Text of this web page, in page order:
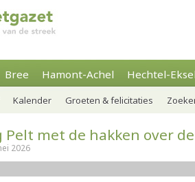
Bree Hamont-Achel Hechtel-
Kalender Groeten & felicitaties
Pelt met de hakken over
2026